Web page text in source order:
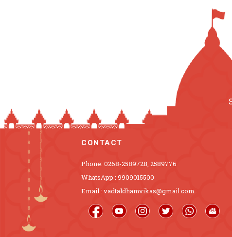
CONTACT
Phone: 0268-2589728, 2589776
WhatsApp : 9909015500
Email : vadtaldhamvikas@gmail.com